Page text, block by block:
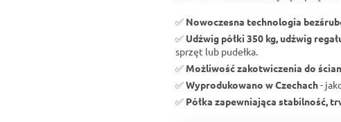
✅ Nowoczesna technologia
✅ Udźwig półki 350 kg, udźwig
sprzęt lub pudełka.
✅ Możliwość zakotwiczenia do
✅Wyprodukowano w Czechach-
✅ Półka zapewniająca stabilność,